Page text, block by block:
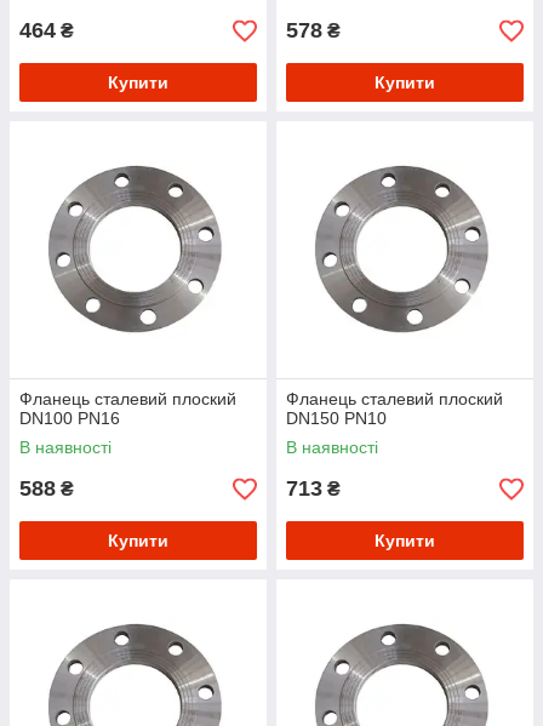
464 ₴
Купити
578 ₴
Купити
Фланець сталевий плоский
DN100 PN16
В наявності
588 ₴
Купити
Фланець сталевий плоский
DN150 PN10
В наявності
713 ₴
Купити